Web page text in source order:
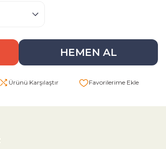
HEMEN AL
Ürünü Karşılaştır